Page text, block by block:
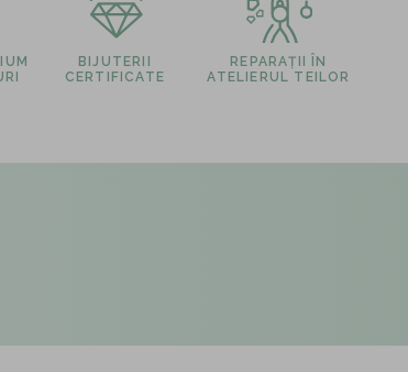
BIJUTERII
CERTIFICATE
REPARAȚII ÎN
ATELIERUL TEILOR